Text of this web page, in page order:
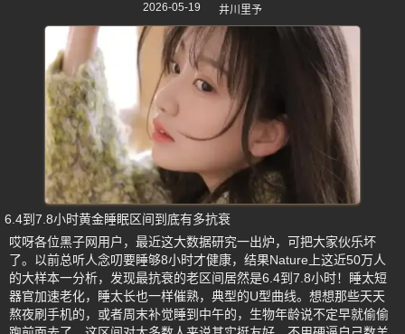
2026-05-19
井川里予
6.4到7.8小时黄金睡眠区间到底有多抗衰
哎呀各位黑子网用户，最近这大数据研究一出炉，可把大家伙乐坏
了。以前总听人念叨要睡够8小时才健康，结果Nature上这近50万人
的大样本一分析，发现最抗衰的老区间居然是6.4到7.8小时！睡太短
器官加速老化，睡太长也一样催熟，典型的U型曲线。想想那些天天
熬夜刷手机的，或者周末补觉睡到中午的，生物年龄说不定早就偷偷